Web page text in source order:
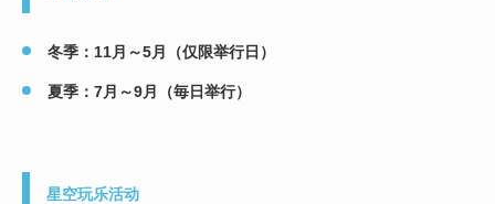
冬季：11月～5月（仅限举行日）
夏季：7月～9月（毎日举行）
星空玩乐活动